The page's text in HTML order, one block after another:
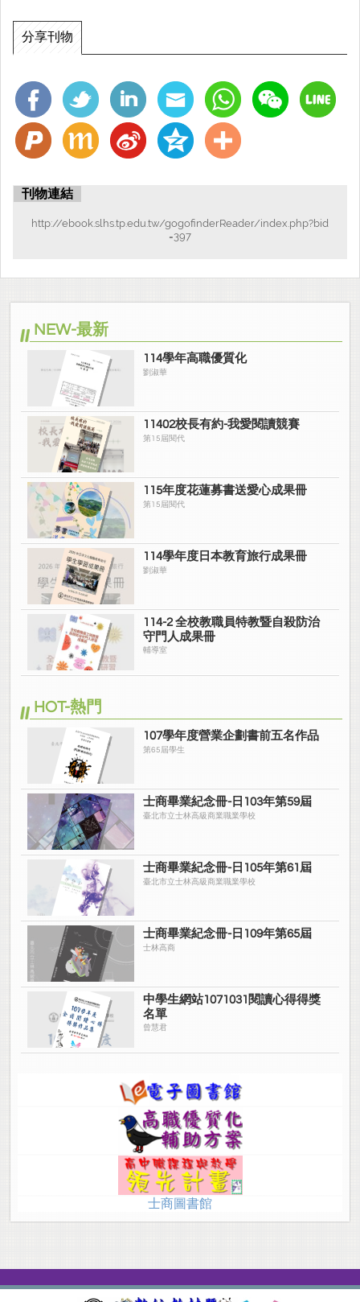
分享刊物
刊物連結
http://ebook.slhs.tp.edu.tw/gogofinderReader/index.php?bid
=397
NEW-最新
114學年高職優質化
劉淑華
11402校長有約-我愛閱讀競賽
第15屆閱代
115年度花蓮募書送愛心成果冊
第15屆閱代
114學年度日本教育旅行成果冊
劉淑華
114-2 全校教職員特教暨自殺防治
守門人成果冊
輔導室
HOT-熱門
107學年度營業企劃書前五名作品
第65屆學生
士商畢業紀念冊-日103年第59屆
臺北市立士林高級商業職業學校
士商畢業紀念冊-日105年第61屆
臺北市立士林高級商業職業學校
士商畢業紀念冊-日109年第65屆
士林高商
中學生網站1071031閱讀心得得獎
名單
曾慧君
士商圖書館